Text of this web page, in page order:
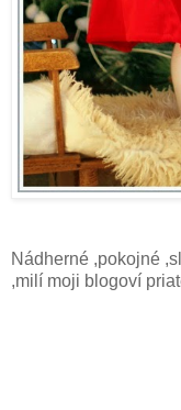
Nádherné ,pokojné
,milí moji blogoví